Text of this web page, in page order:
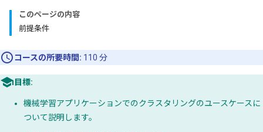
このページの内容
前提条件
コースの所要時間: 110 分
目標:
機械学習アプリケーションでのクラスタリングのユースケースに
ついて説明します。